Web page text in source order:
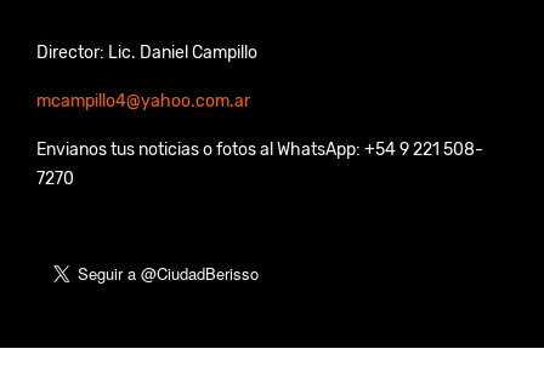
Director: Lic. Daniel Campillo
mcampillo4@yahoo.com.ar
Envianos tus noticias o fotos al WhatsApp: +54 9 221 508-
7270